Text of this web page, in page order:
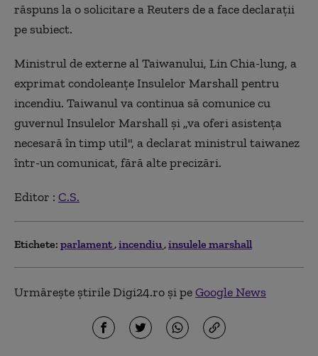
răspuns la o solicitare a Reuters de a face declaraţii
pe subiect.
Ministrul de externe al Taiwanului, Lin Chia-lung, a
exprimat condoleanţe Insulelor Marshall pentru
incendiu. Taiwanul va continua să comunice cu
guvernul Insulelor Marshall şi „va oferi asistenţa
necesară în timp util", a declarat ministrul taiwanez
într-un comunicat, fără alte precizări.
Editor : C.S.
Etichete: parlament incendiu insulele marshall
Urmărește știrile Digi24.ro și peGoogle News